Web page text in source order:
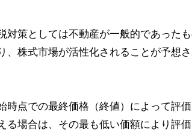
対策としては不動産が一般的であった
株式市場が活性化されることが予想さ
時点での最終価格（終値）によって評
場合は、その最も低い価額により評価